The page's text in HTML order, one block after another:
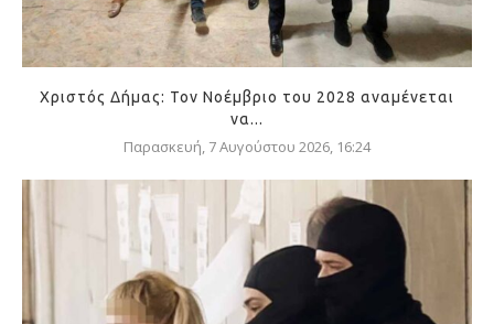
Χριστός Δήμας: Τον Νοέμβριο του 2028 αναμένεται
να...
Παρασκευή, 7 Αυγούστου 2026, 16:24